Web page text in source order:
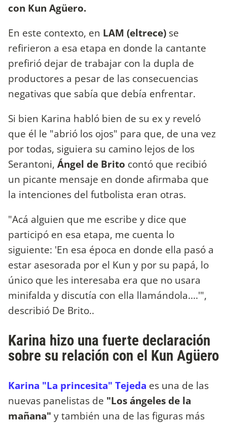
con Kun Agüero.
En este contexto, en LAM (eltrece) se
refirieron a esa etapa en donde la cantante
prefirió dejar de trabajar con la dupla de
productores a pesar de las consecuencias
negativas que sabía que debía enfrentar.
Si bien Karina habló bien de su ex y reveló
que él le "abrió los ojos" para que, de una vez
por todas, siguiera su camino lejos de los
Serantoni, Ángel de Brito contó que recibió
un picante mensaje en donde afirmaba que
la intenciones del futbolista eran otras.
"Acá alguien que me escribe y dice que
participó en esa etapa, me cuenta lo
siguiente: 'En esa época en donde ella pasó a
estar asesorada por el Kun y por su papá, lo
único que les interesaba era que no usara
minifalda y discutía con ella llamándola....'",
describió De Brito..
Karina hizo una fuerte declaración
sobre su relación con el Kun Agüero
Karina "La princesita" Tejeda es una de las
nuevas panelistas de "Los ángeles de la
mañana" y también una de las figuras más